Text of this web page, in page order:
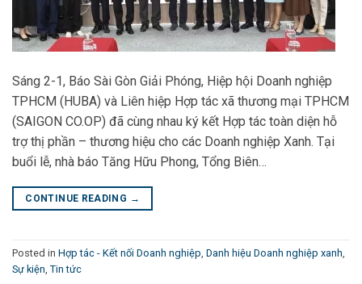
Sáng 2-1, Báo Sài Gòn Giải Phóng, Hiệp hội Doanh nghiệp
TPHCM (HUBA) và Liên hiệp Hợp tác xã thương mại TPHCM
(SAIGON CO.OP) đã cùng nhau ký kết Hợp tác toàn diện hỗ
trợ thị phần – thương hiệu cho các Doanh nghiệp Xanh. Tại
buổi lễ, nhà báo Tăng Hữu Phong, Tổng Biên…
CONTINUE READING →
Posted in Hợp tác - Kết nối Doanh nghiệp, Danh hiệu Doanh nghiệp xanh,
Sự kiện, Tin tức